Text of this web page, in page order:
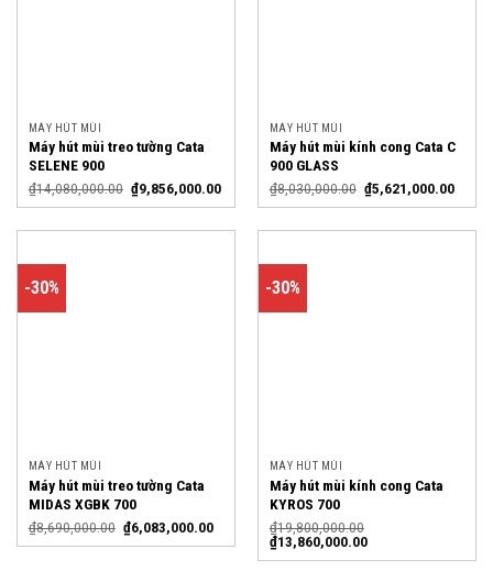
MÁY HÚT MÙI
Máy hút mùi treo tường Cata
SELENE 900
₫14,080,000.00 ₫9,856,000.00
MÁY HÚT MÙI
Máy hút mùi kính cong Cata C
900 GLASS
₫8,030,000.00 ₫5,621,000.00
-30%
MÁY HÚT MÙI
Máy hút mùi treo tường Cata
MIDAS XGBK 700
₫8,690,000.00 ₫6,083,000.00
-30%
MÁY HÚT MÙI
Máy hút mùi kính cong Cata
KYROS 700
₫19,800,000.00
₫13,860,000.00